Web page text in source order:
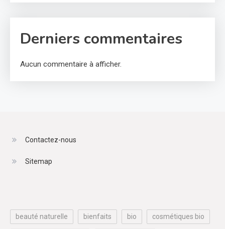
Derniers commentaires
Aucun commentaire à afficher.
Contactez-nous
Sitemap
beauté naturelle bienfaits bio cosmétiques bio